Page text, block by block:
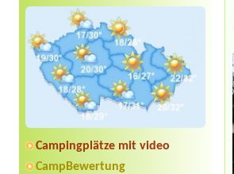
Campingplätze mit video
CampBewertung